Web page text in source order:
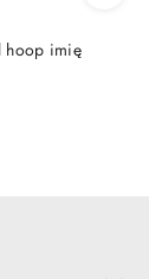
hoop imię